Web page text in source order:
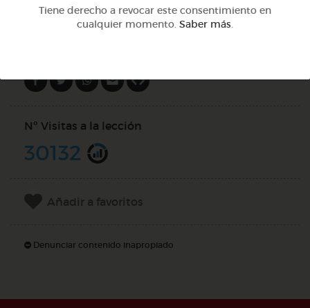
DOCS (2)
Nº Visitas a la lección
30132
Añadir a favoritos
Denunciar contenido inapropiado
Tiene derecho a revocar este consentimiento en
cualquier momento. Saber más.